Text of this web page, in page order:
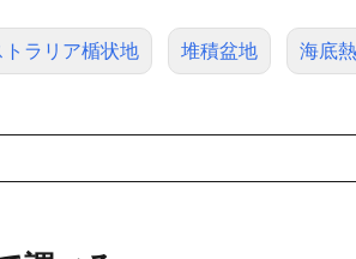
トラリア楯状地 堆積盆地 海底